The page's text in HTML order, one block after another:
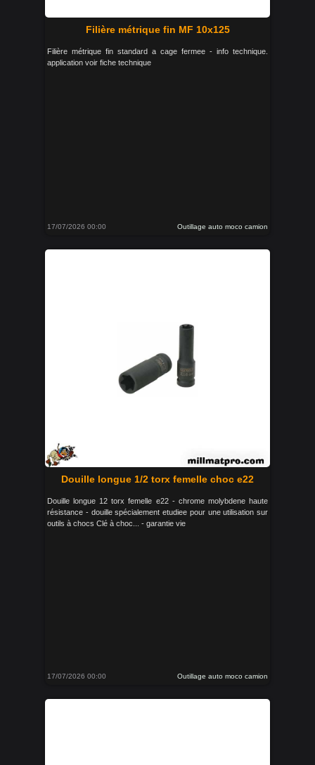
Filière métrique fin MF 10x125
Filière métrique fin standard a cage fermee - info technique.
application voir fiche technique
17/07/2026 00:00 Outillage auto moco camion
Douille longue 1/2 torx femelle choc e22
Douille longue 12 torx femelle e22 - chrome molybdene haute
résistance - douille spécialement etudiee pour une utilisation sur
outils à chocs Clé à choc... - garantie vie
17/07/2026 00:00 Outillage auto moco camion